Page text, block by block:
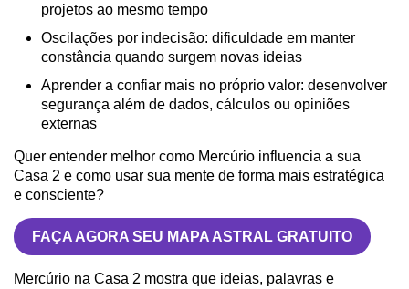
projetos ao mesmo tempo
Oscilações por indecisão: dificuldade em manter
constância quando surgem novas ideias
Aprender a confiar mais no próprio valor: desenvolver
segurança além de dados, cálculos ou opiniões
externas
Quer entender melhor como Mercúrio influencia a sua
Casa 2 e como usar sua mente de forma mais estratégica
e consciente?
FAÇA AGORA SEU MAPA ASTRAL GRATUITO
Mercúrio na Casa 2 mostra que ideias, palavras e